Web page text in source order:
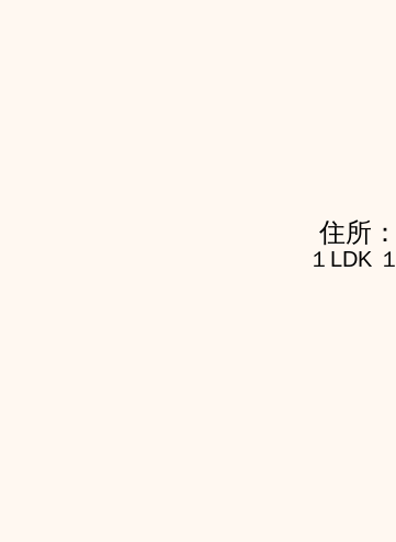
住所
１LDK